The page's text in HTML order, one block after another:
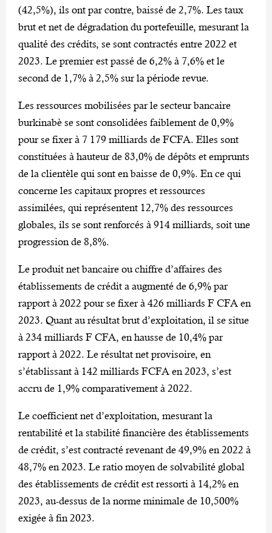
(42,5%), ils ont par contre, baissé de 2,7%. Les taux
brut et net de dégradation du portefeuille, mesurant la
qualité des crédits, se sont contractés entre 2022 et
2023. Le premier est passé de 6,2% à 7,6% et le
second de 1,7% à 2,5% sur la période revue.
Les ressources mobilisées par le secteur bancaire
burkinabè se sont consolidées faiblement de 0,9%
pour se fixer à 7 179 milliards de FCFA. Elles sont
constituées à hauteur de 83,0% de dépôts et emprunts
de la clientèle qui sont en baisse de 0,9%. En ce qui
concerne les capitaux propres et ressources
assimilées, qui représentent 12,7% des ressources
globales, ils se sont renforcés à 914 milliards, soit une
progression de 8,8%.
Le produit net bancaire ou chiffre d’affaires des
établissements de crédit a augmenté de 6,9% par
rapport à 2022 pour se fixer à 426 milliards F CFA en
2023. Quant au résultat brut d’exploitation, il se situe
à 234 milliards F CFA, en hausse de 10,4% par
rapport à 2022. Le résultat net provisoire, en
s’établissant à 142 milliards FCFA en 2023, s’est
accru de 1,9% comparativement à 2022.
Le coefficient net d’exploitation, mesurant la
rentabilité et la stabilité financière des établissements
de crédit, s’est contracté revenant de 49,9% en 2022 à
48,7% en 2023. Le ratio moyen de solvabilité global
des établissements de crédit est ressorti à 14,2% en
2023, au-dessus de la norme minimale de 10,500%
exigée à fin 2023.